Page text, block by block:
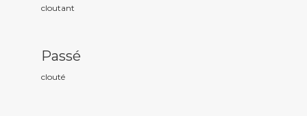
cloutant
Passé
clouté